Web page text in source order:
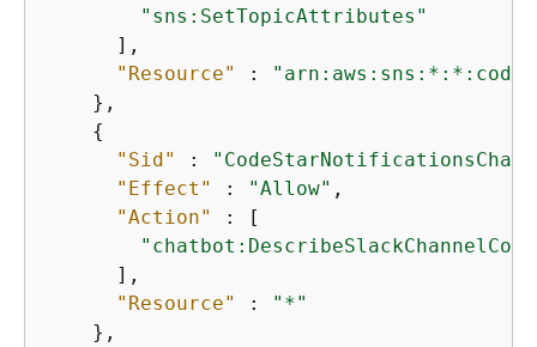
"sns:SetTopicAttributes"
      ],
"Resource"
:
    },
{
"Sid"
:
"Effect"
: "Allow" ,
"Action"
: [
      ],
"Resource"
:
"*"
    },